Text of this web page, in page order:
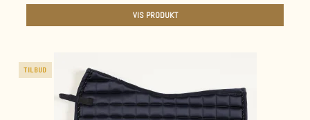
VIS PRODUKT
TILBUD